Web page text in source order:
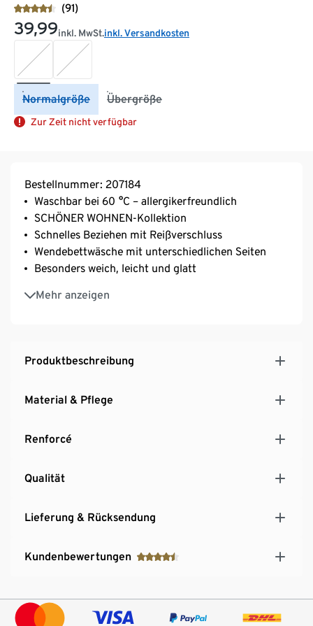
(91)
39,99inkl. MwSt.inkl. Versandkosten
Normalgröße Übergröße
Zur Zeit nicht verfügbar
Bestellnummer: 207184
Waschbar bei 60 °C – allergikerfreundlich
SCHÖNER WOHNEN-Kollektion
Schnelles Beziehen mit Reißverschluss
Wendebettwäsche mit unterschiedlichen Seiten
Besonders weich, leicht und glatt
Mehr anzeigen
Strapazierfähig durch dicht gewebte Fasern
Temperaturausgleichend und saugfähig
Produktbeschreibung
Material & Pflege
Renforcé
Qualität
Lieferung & Rücksendung
Kundenbewertungen